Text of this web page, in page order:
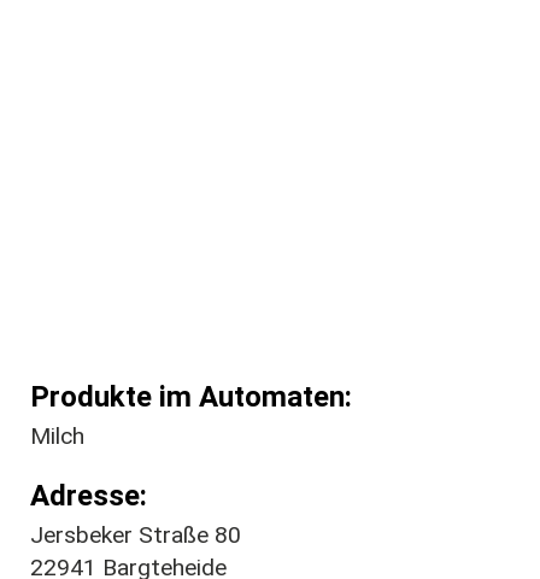
Produkte im Automaten
Milch
Adresse
Jersbeker Straße 80
22941 Bargteheide